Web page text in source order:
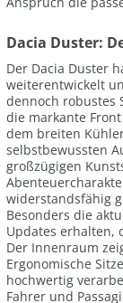
Dacia Duster:
Der Dacia Duster
weiterentwickelt
dennoch robustes
die markante
dem breiten
selbstbewussten
großzügigen
widerstandsfähig
Besonders die
Updates erhalten,
Der Innenraum
Ergonomische
hochwertig
Fahrer und